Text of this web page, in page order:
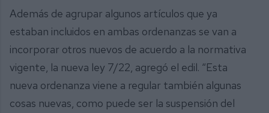
Además de agrupar algunos artículos que ya
estaban incluidos en ambas ordenanzas se van a
incorporar otros nuevos de acuerdo a la normativa
vigente, la nueva ley 7/22, agregó el edil. “Esta
nueva ordenanza viene a regular también algunas
cosas nuevas, como puede ser la suspensión del